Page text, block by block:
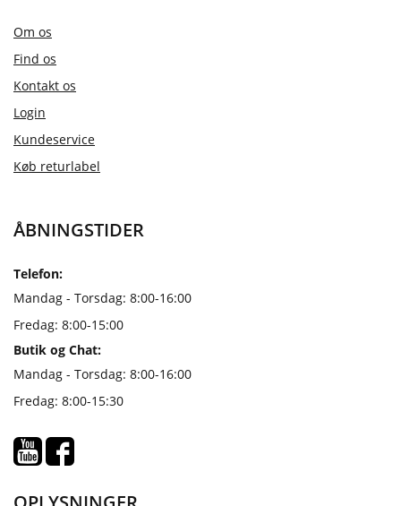
Om os
Find os
Kontakt os
Login
Kundeservice
Køb returlabel
ÅBNINGSTIDER
Telefon:
Mandag - Torsdag: 8:00-16:00
Fredag: 8:00-15:00
Butik og Chat:
Mandag - Torsdag: 8:00-16:00
Fredag: 8:00-15:30